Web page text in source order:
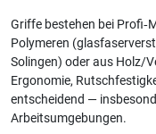
Griffe bestehen bei
Polymeren
Solingen) oder aus Holz/
Ergonomie,
entscheidend —
Arbeitsumgebungen.